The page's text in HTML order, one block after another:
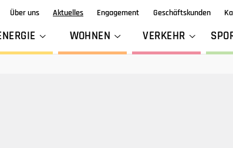
Über uns Aktuelles Engagement Geschäftskunden
WOHNEN VERKEHR